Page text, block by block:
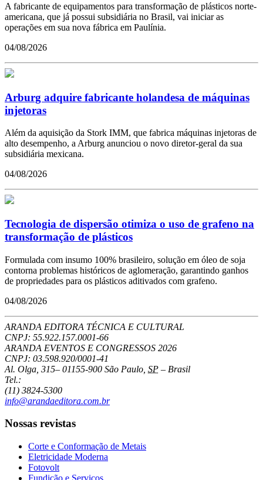
A fabricante de equipamentos para transformação de plásticos norte-
americana, que já possui subsidiária no Brasil, vai iniciar as
operações em sua nova fábrica em Paulínia.
04/08/2026
Arburg adquire fabricante holandesa de máquinas
injetoras
Além da aquisição da Stork IMM, que fabrica máquinas injetoras de
alto desempenho, a Arburg anunciou o novo diretor-geral da sua
subsidiária mexicana.
04/08/2026
Tecnologia de dispersão otimiza o uso de grafeno na
transformação de plásticos
Formulada com insumo 100% brasileiro, solução em óleo de soja
contorna problemas históricos de aglomeração, garantindo ganhos
de propriedades para os plásticos aditivados com grafeno.
04/08/2026
ARANDA EDITORA TÉCNICA E CULTURAL
CNPJ: 55.922.157.0001-66
ARANDA EVENTOS E CONGRESSOS 2026
CNPJ: 03.598.920/0001-41
Al. Olga, 315– 01155-900 São Paulo SP – Brasil
Tel.:
(11) 3824-5300
info@arandaeditora.com.br
Nossas revistas
Corte e Conformação de Metais
Eletricidade Moderna
Fotovolt